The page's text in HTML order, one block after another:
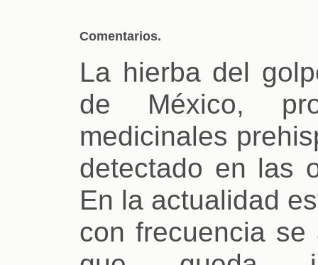
Comentarios.
La hierba del
de México,
medicinales
detectado en las
En la actualidad
con frecuencia